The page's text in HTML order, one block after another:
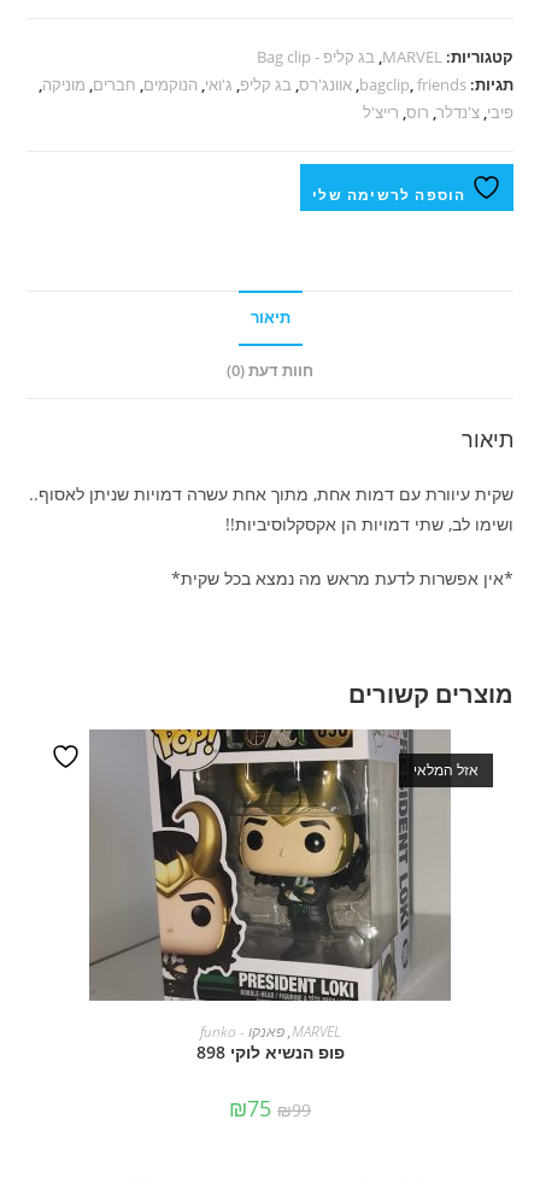
קטגוריות:MARVEL
,בג קליפ - Bag clip
תגיות:
bagclip,friends
,אוונג'רס,בג קליפ, ג'ואי, הנוקמים, חברים, מוניקה,
פיבי,צ'נדלר, רוס, רייצ'ל
הוספה לרשימה שלי
תיאור
חוות דעת (0)
תיאור
שקית עיוורת עם דמות אחת, מתוך אחת עשרה דמויות שניתן לאסוף..
ושימו לב, שתי דמויות הן אקסקלוסיביות!!
*אין אפשרות לדעת מראש מה נמצא בכל שקית*
מוצרים קשורים
אזל המלאי
מידע נוסףMARVEL
,פאנקו - funko
פופ הנשיא לוקי 898
₪99
₪75